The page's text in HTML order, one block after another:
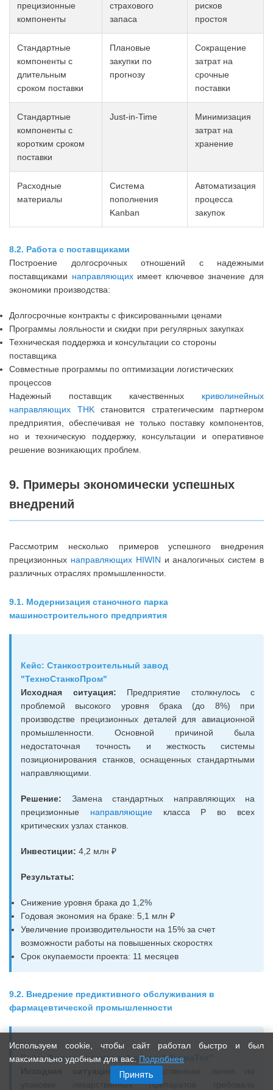
прецизионные
компоненты
страхового
запаса
рисков
простоя
Стандартные
компоненты с
длительным
сроком поставки
Плановые
закупки по
прогнозу
Сокращение
затрат на
срочные
поставки
Стандартные
компоненты с
коротким сроком
поставки
Just-in-Time
Минимизация
затрат на
хранение
Расходные
материалы
Система
пополнения
Kanban
Автоматизация
процесса
закупок
8.2. Работа с поставщиками
Построение долгосрочных отношений с надежными
поставщиками направляющихимеет ключевое значение для
экономики производства:
Долгосрочные контракты с фиксированными ценами
Программы лояльности и скидки при регулярных закупках
Техническая поддержка и консультации со стороны
поставщика
Совместные программы по оптимизации логистических
процессов
Надежный поставщик качественных криволинейных
направляющих THKстановится стратегическим партнером
предприятия, обеспечивая не только поставку компонентов,
но и техническую поддержку, консультации и оперативное
решение возникающих проблем.
9. Примеры экономически успешных
внедрений
Рассмотрим несколько примеров успешного внедрения
прецизионных направляющих HIWIN и аналогичных систем в
различных отраслях промышленности.
9.1. Модернизация станочного парка
машиностроительного предприятия
Кейс: Станкостроительный завод
"ТехноСтанкоПром"
Исходная ситуация: Предприятие столкнулось с
проблемой высокого уровня брака (до 8%) при
производстве прецизионных деталей для авиационной
промышленности. Основной причиной была
недостаточная точность и жесткость системы
позиционирования станков, оснащенных стандартными
направляющими.
Решение: Замена стандартных направляющих на
прецизионные направляющиекласса P во всех
критических узлах станков.
Инвестиции: 4,2 млн ₽
Результаты:
Снижение уровня брака до 1,2%
Годовая экономия на браке: 5,1 млн ₽
Увеличение производительности на 15% за счет
возможности работы на повышенных скоростях
Срок окупаемости проекта: 11 месяцев
9.2. Внедрение предиктивного обслуживания в
фармацевтической промышленности
Кейс: Фармацевтический завод "ФармаТех"
Производственная линия по
упаковке лекарственных препаратов требовала
Используем cookie, чтобы сайт работал быстро и был
максимально удобным для вас. Подробнее
Принять